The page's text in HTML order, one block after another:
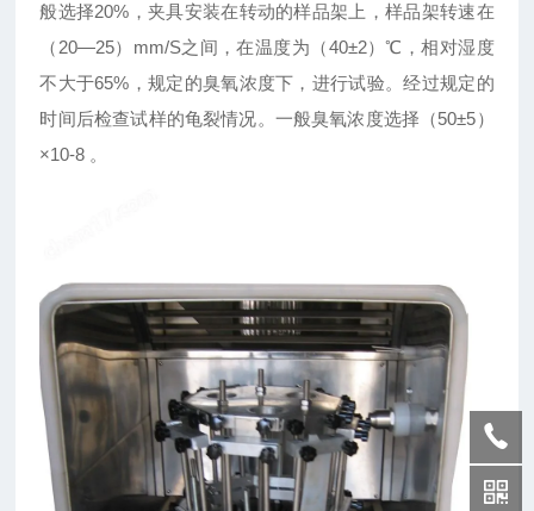
般选择20%，夹具安装在转动的样品架上，样品架转速在
（20—25）mm/S之间，在温度为（40±2）℃，相对湿度
不大于65%，规定的臭氧浓度下，进行试验。经过规定的
时间后检查试样的龟裂情况。一般臭氧浓度选择（50±5）
×10-8 。